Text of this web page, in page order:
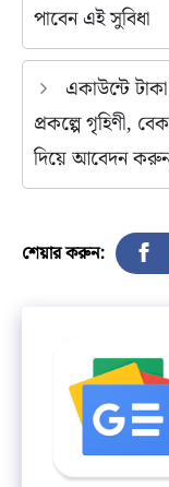
পাবেন এই সুবিধা
একাউন্টে
প্রকল্পে গৃহিণী,
দিয়ে আবেদন
শেয়ার করুন: